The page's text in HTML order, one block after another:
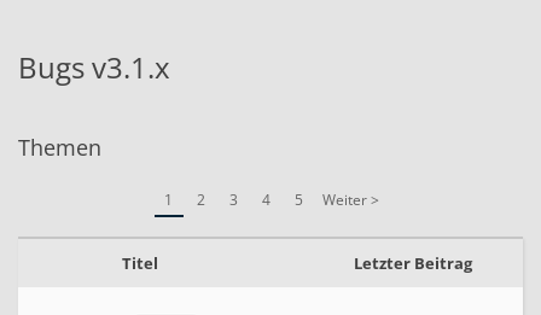
Bugs v3.1.x
u
g
.
Themen
1 2 3 4 5 Weiter >
Titel Letzter Beitrag